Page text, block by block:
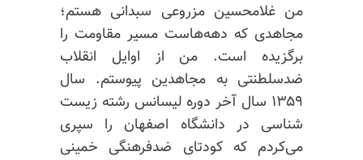
من غلامحسین مزروعی سبدانی هستم؛
مجاهدی که دهه‌هاست مسیر مقاومت را
برگزیده است. من از اوایل انقلاب
ضدسلطنتی به مجاهدین پیوستم. سال
۱۳۵۹ سال آخر دوره لیسانس رشته زیست
شناسی در دانشگاه اصفهان را سپری
می‌کردم که کودتای ضدفرهنگی خمینی